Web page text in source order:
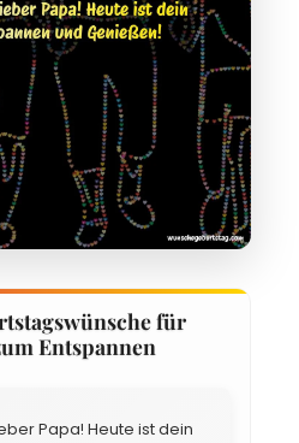
für
Entspannen
Papa! Heute ist dein